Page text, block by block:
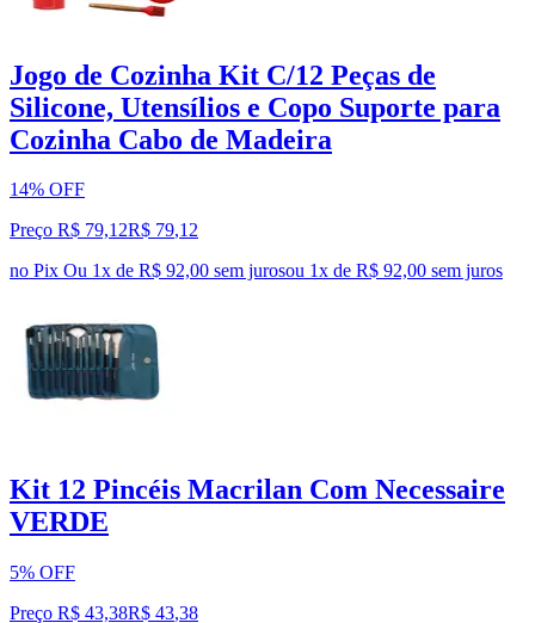
Jogo de Cozinha Kit C/12 Peças de
Silicone, Utensílios e Copo Suporte para
Cozinha Cabo de Madeira
14% OFF
Preço R$ 79,12R$ 79,12
no Pix Ou 1x de R$ 92,00 sem jurosou 1x de R$ 92,00 sem juros
Kit 12 Pincéis Macrilan Com Necessaire
VERDE
5% OFF
Preço R$ 43,38R$ 43,38